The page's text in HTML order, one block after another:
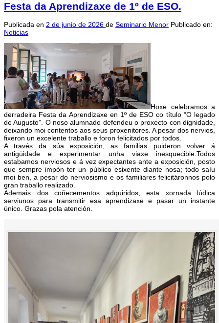
Festa da Aprendizaxe de 1º de ESO.
Publicada en 2 de junio de 2026 de Seminario Menor Publicado en:
Noticias
Hoxe celebramos a
derradeira Festa da Aprendizaxe en 1º de ESO co título “O legado
de Augusto”. O noso alumnado defendeu o proxecto con dignidade,
deixando moi contentos aos seus proxenitores. A pesar dos nervios,
fixeron un excelente traballo e foron felicitados por todos.
A través da súa exposición, as familias puideron volver á
antigüidade e experimentar unha viaxe inesquecible.Todos
estabamos nerviosos e á vez expectantes ante a exposición, posto
que sempre impón ter un público esixente diante nosa; todo saíu
moi ben, a pesar do nerviosismo e os familiares felicitáronnos polo
gran traballo realizado.
Ademais dos coñecementos adquiridos, esta xornada lúdica
serviunos para transmitir esa aprendizaxe e pasar un instante
único. Grazas pola atención.